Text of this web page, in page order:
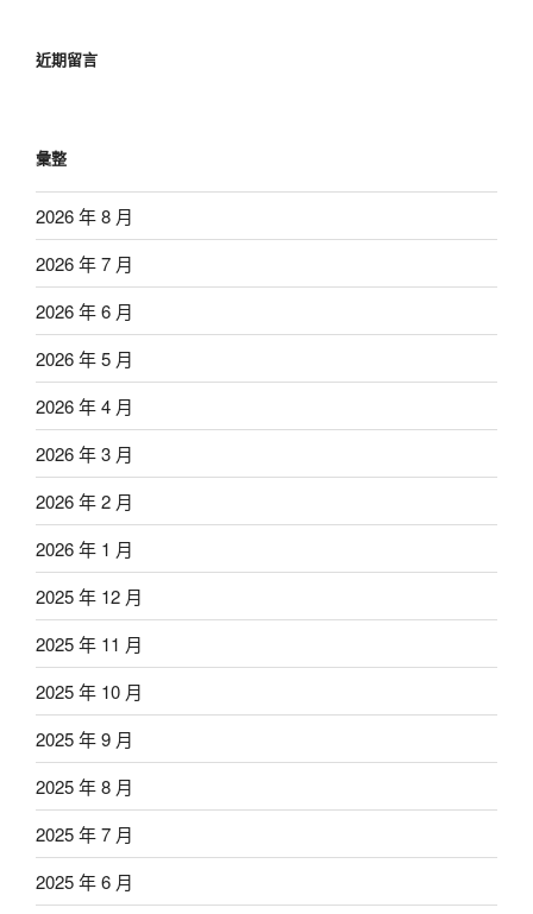
近期留言
彙整
2026 年 8 月
2026 年 7 月
2026 年 6 月
2026 年 5 月
2026 年 4 月
2026 年 3 月
2026 年 2 月
2026 年 1 月
2025 年 12 月
2025 年 11 月
2025 年 10 月
2025 年 9 月
2025 年 8 月
2025 年 7 月
2025 年 6 月